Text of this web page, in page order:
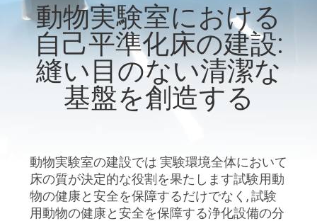
動物実験室における
自己平準化床の建設:
縫い目のない清潔な
基盤を創造する
動物実験室の建設では 実験環境全体において
床の質が決定的な役割を果たします試験用動
物の健康と安全を保障するだけでなく, 試験
用動物の健康と安全を保障する浄化設備の分